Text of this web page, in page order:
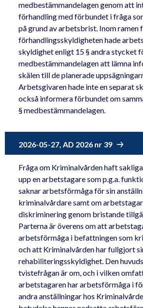
medbestämmandelagen genom att
förhandling med förbundet i fråga
på grund av arbetsbrist. Inom ramen
förhandlingsskyldigheten hade
skyldighet enligt 15 § andra stycket
medbestämmandelagen att lämna
skälen till de planerade
Arbetsgivaren hade inte en separat
också informera förbundet om
§ medbestämmandelagen.
2026-05-27, AD 2026 nr 39
Fråga om Kriminalvården haft
upp en arbetstagare som p.g.a.
saknar arbetsförmåga för sin
kriminalvårdare samt om
diskriminering genom bristande
Parterna är överens om att
arbetsförmåga i befattningen som
och att Kriminalvården har fullgjort
rehabiliteringsskyldighet. Den
tvistefrågan är om, och i vilken
arbetstagaren har arbetsförmåga i
andra anställningar hos